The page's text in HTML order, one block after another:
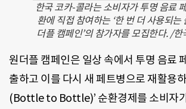
한국 코카-콜라는 소비자가 투명 음료
환에 직접 참여하는 ‘한 번 더 사용되는
더플 캠페인’의 참가자를 모집한다. /
원더플 캠페인은 일상 속에서 투명 음료
출하고 이를 다시 새 페트병으로 재활용
(Bottle to Bottle)’ 순환경제를 소비자